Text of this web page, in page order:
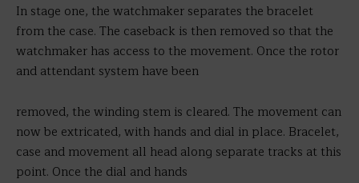
In stage one, the watchmaker separates the bracelet
from the case. The caseback is then removed so that the
watchmaker has access to the movement. Once the rotor
and attendant system have been
removed, the winding stem is cleared. The movement can
now be extricated, with hands and dial in place. Bracelet,
case and movement all head along separate tracks at this
point. Once the dial and hands